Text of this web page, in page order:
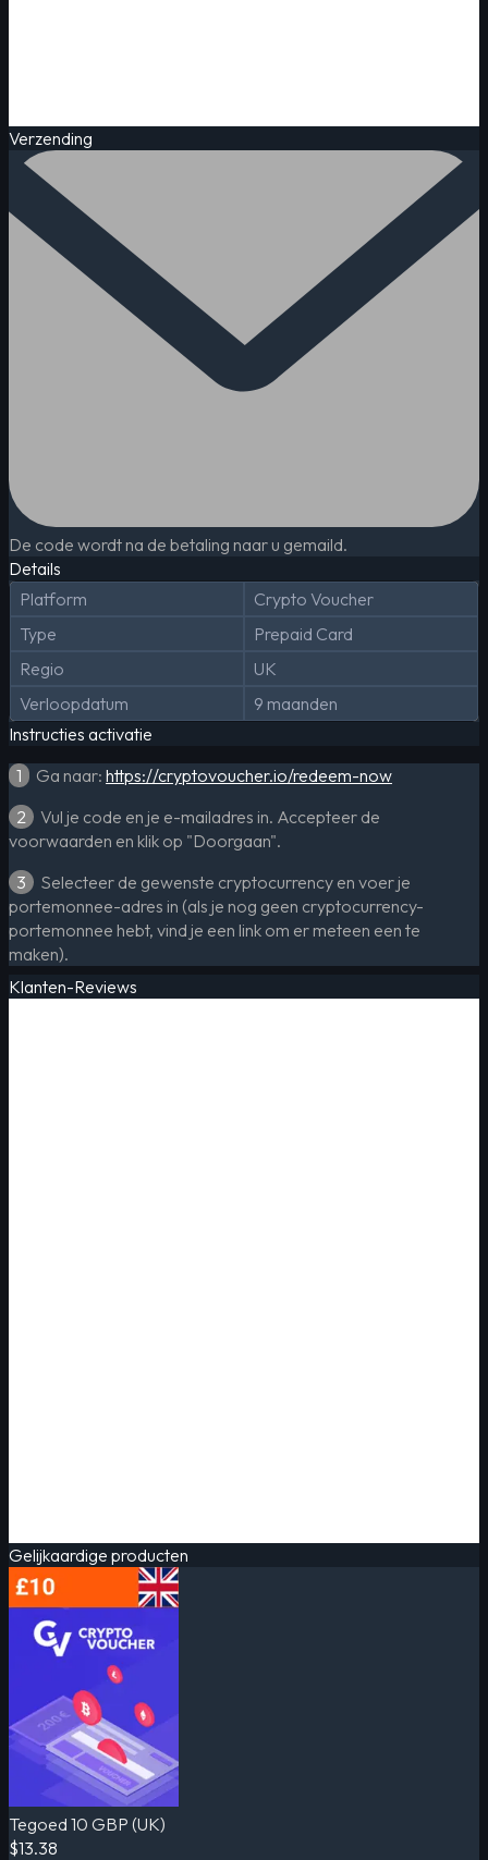
Verzending
De code wordt na de betaling naar u gemaild.
Details
Platform
Crypto Voucher
Type
Prepaid Card
Regio
UK
Verloopdatum
9 maanden
Instructies activatie
1
Ga naar: https://cryptovoucher.io/redeem-now
2
Vul je code en je e-mailadres in. Accepteer de
voorwaarden en klik op "Doorgaan".
3
Selecteer de gewenste cryptocurrency en voer je
portemonnee-adres in (als je nog geen cryptocurrency-
portemonnee hebt, vind je een link om er meteen een te
maken).
Klanten-Reviews
Gelijkaardige producten
Tegoed 10 GBP (UK)
$13.38